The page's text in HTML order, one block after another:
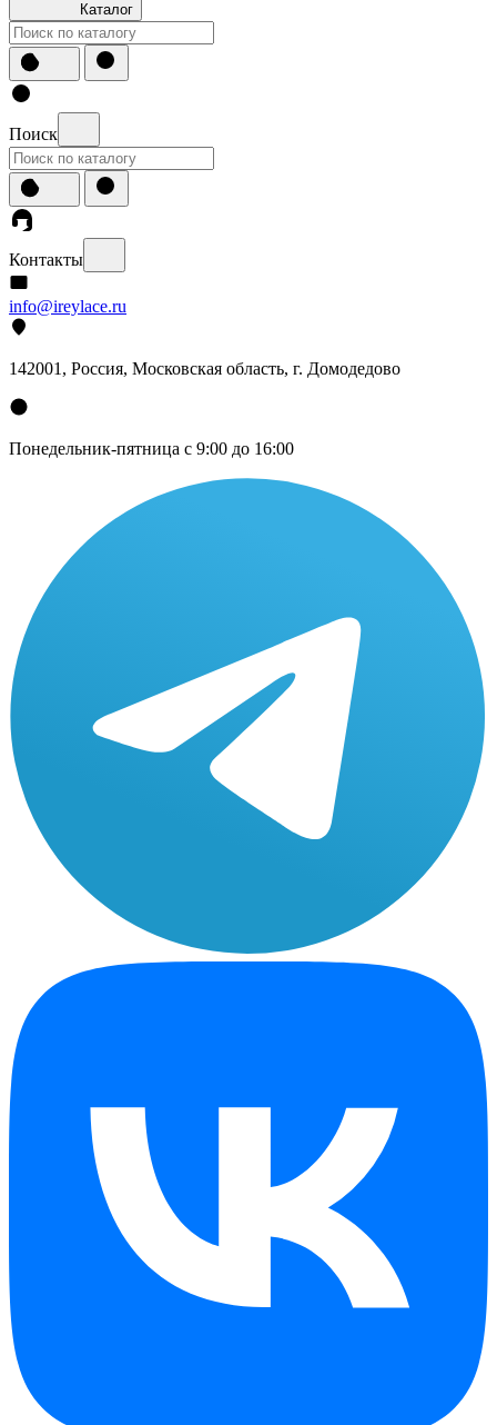
Каталог
Поиск
Контакты
info@ireylace.ru
142001 , Россия, Московская область, г. Домодедово
Понедельник-пятница с 9:00 до 16:00